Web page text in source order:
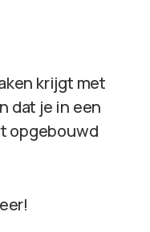
krijgt met
dat je in een
opgebouwd